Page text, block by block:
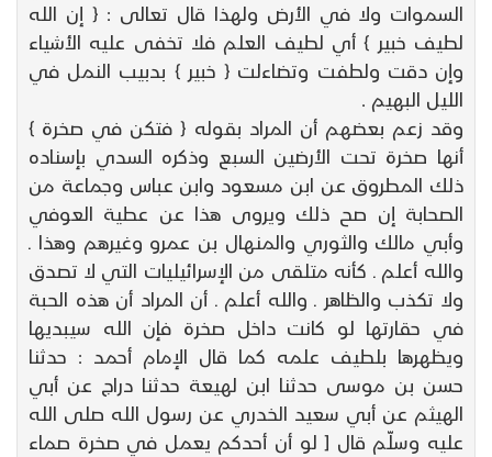
السموات ولا في الأرض ولهذا قال تعالى : { إن الله
لطيف خبير } أي لطيف العلم فلا تخفى عليه الأشياء
وإن دقت ولطفت وتضاءلت { خبير } بدبيب النمل في
الليل البهيم .
وقد زعم بعضهم أن المراد بقوله { فتكن في صخرة }
أنها صخرة تحت الأرضين السبع وذكره السدي بإسناده
ذلك المطروق عن ابن مسعود وابن عباس وجماعة من
الصحابة إن صح ذلك ويروى هذا عن عطية العوفي
وأبي مالك والثوري والمنهال بن عمرو وغيرهم وهذا ـ
والله أعلم ـ كأنه متلقى من الإسرائيليات التي لا تصدق
ولا تكذب والظاهر ـ والله أعلم ـ أن المراد أن هذه الحبة
في حقارتها لو كانت داخل صخرة فإن الله سيبديها
ويظهرها بلطيف علمه كما قال الإمام أحمد : حدثنا
حسن بن موسى حدثنا ابن لهيعة حدثنا دراج عن أبي
الهيثم عن أبي سعيد الخدري عن رسول الله صلى الله
عليه وسلّم قال [ لو أن أحدكم يعمل في صخرة صماء